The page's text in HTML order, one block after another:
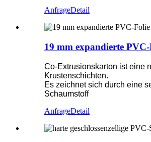
AnfrageDetail
19 mm expandierte
Co-Extrusionskarton ist eine
Krustenschichten.
Es zeichnet sich durch eine
Schaumstoff
AnfrageDetail